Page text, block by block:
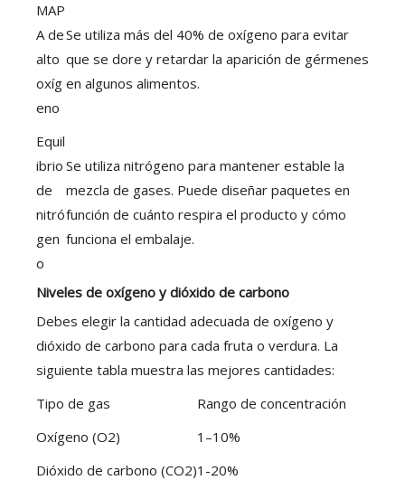
MAP
A de
alto
oxíg
eno
Se utiliza más del 40% de oxígeno para evitar
que se dore y retardar la aparición de gérmenes
en algunos alimentos.
Equil
ibrio
de
nitró
gen
o
Se utiliza nitrógeno para mantener estable la
mezcla de gases. Puede diseñar paquetes en
función de cuánto respira el producto y cómo
funciona el embalaje.
Niveles de oxígeno y dióxido de carbono
Debes elegir la cantidad adecuada de oxígeno y
dióxido de carbono para cada fruta o verdura. La
siguiente tabla muestra las mejores cantidades:
Tipo de gas
Rango de concentración
Oxígeno (O2)
1–10%
Dióxido de carbono (CO2)1-20%